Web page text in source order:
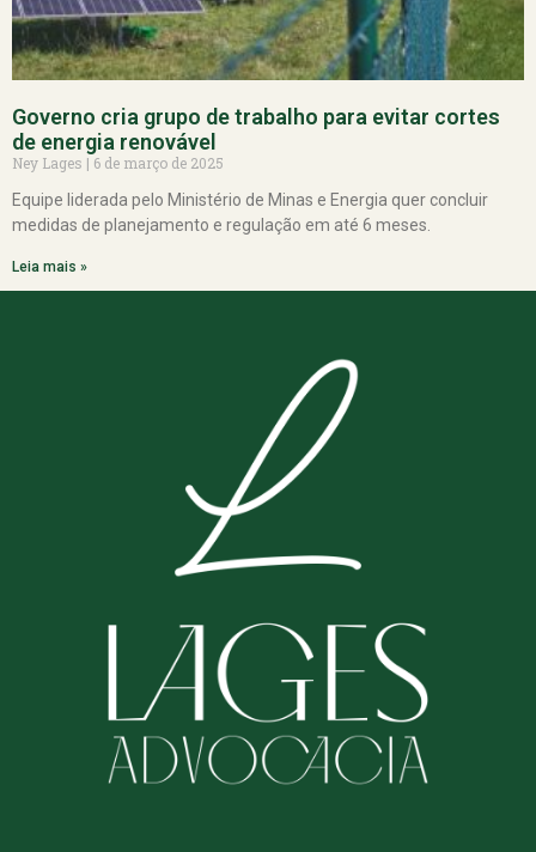
Governo cria grupo de trabalho para evitar cortes
de energia renovável
Ney Lages
6 de março de 2025
Equipe liderada pelo Ministério de Minas e Energia quer concluir
medidas de planejamento e regulação em até 6 meses.
Leia mais »